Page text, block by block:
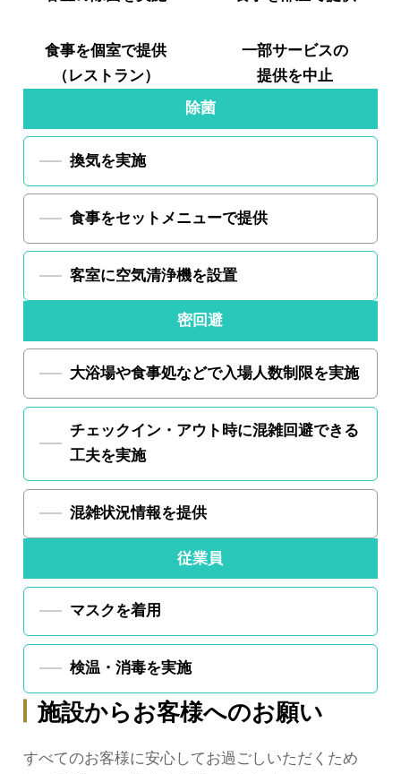
食事を個室で提供
（レストラン）
一部サービスの
提供を中止
除菌
換気を実施
食事をセットメニューで提供
客室に空気清浄機を設置
密回避
大浴場や食事処などで入場人数制限を実施
チェックイン・アウト時に混雑回避できる
工夫を実施
混雑状況情報を提供
従業員
マスクを着用
検温・消毒を実施
施設からお客様へのお願い
すべてのお客様に安心してお過ごしいただくため